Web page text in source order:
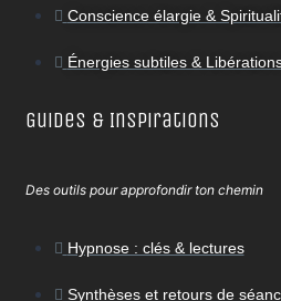
Conscience élargie &
Énergies subtiles &
Guides & Inspirations
Des outils pour approfondir ton chemin
Hypnose : clés & lectures
Synthèses et retours de